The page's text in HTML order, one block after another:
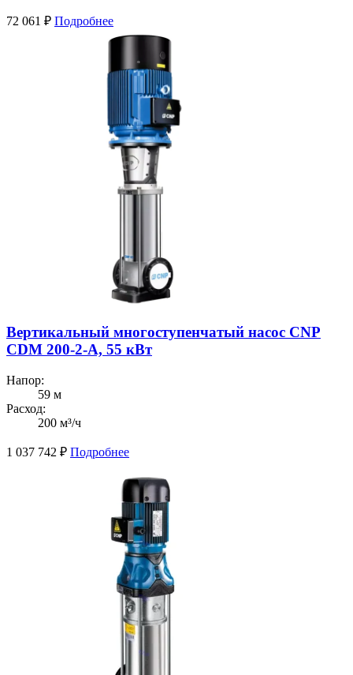
72 061 ₽ Подробнее
Вертикальный многоступенчатый насос CNP
CDM 200-2-А, 55 кВт
Напор:
59 м
Расход:
200 м³/ч
1 037 742 ₽ Подробнее